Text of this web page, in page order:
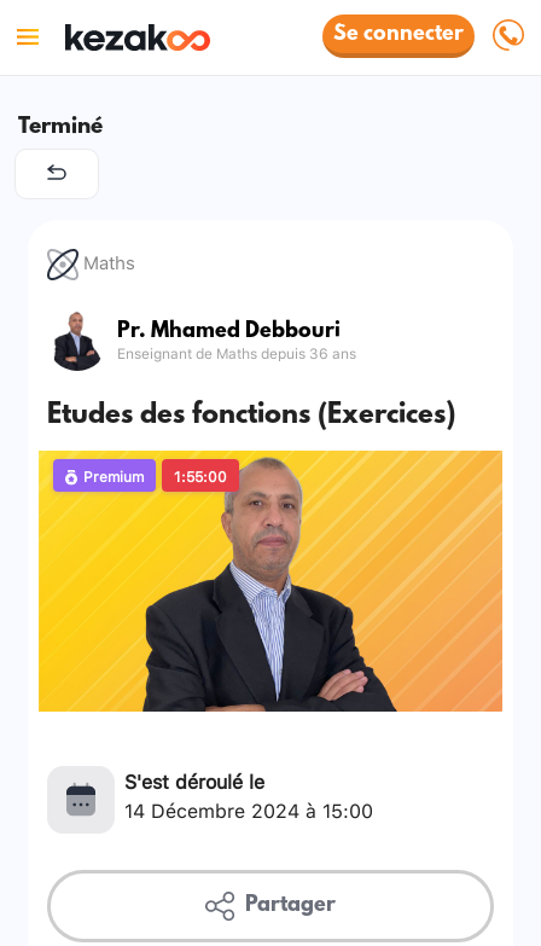
Se connecter
Terminé
Maths
Pr. Mhamed Debbouri
Enseignant de Maths depuis 36 ans
Etudes des fonctions (Exercices)
Premium 1:55:00
S'est déroulé le
14 Décembre 2024 à 15:00
Partager